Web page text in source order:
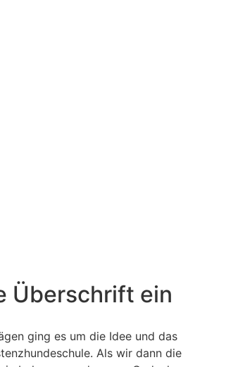
Überschrift ein
ging es um die Idee und das
Als wir dann die